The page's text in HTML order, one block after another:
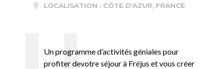
LOCALISATION : CÔTE D'AZUR, FRANCE
Un programme d’activités géniales pour
profiter devotre séjour à Fréjus et vous créer